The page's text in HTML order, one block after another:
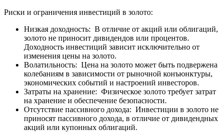
Риски и ограничения инвестиций в золото:
Низкая доходность: В отличие от акций или облигаций,
золото не приносит дивидендов или процентов.
Доходность инвестиций зависит исключительно от
изменения цены на золото.
Волатильность: Цена на золото может быть подвержена
колебаниям в зависимости от рыночной конъюнктуры,
экономических событий и настроений инвесторов.
Затраты на хранение: Физическое золото требует затрат
на хранение и обеспечение безопасности.
Отсутствие пассивного дохода: Инвестиции в золото не
приносят пассивного дохода, в отличие от дивидендных
акций или купонных облигаций.